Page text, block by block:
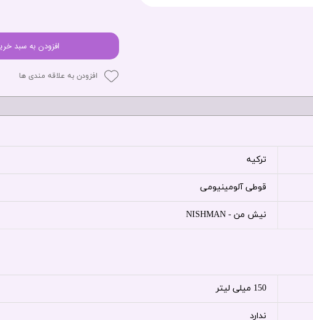
افزودن به سبد
افزودن به علاقه مندی ها
ترکیه
قوطی آلومینیومی
نیش من - NISHMAN
150 میلی لیتر
ندارد